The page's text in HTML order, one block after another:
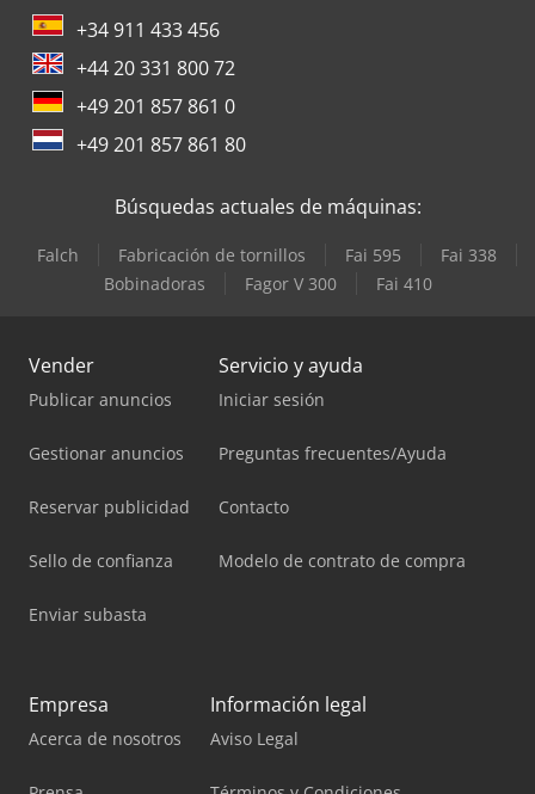
+34 911 433 456
+44 20 331 800 72
+49 201 857 861 0
+49 201 857 861 80
Búsquedas actuales de máquinas:
Falch Fabricación de tornillos Fai 595
Fai 338
Bobinadoras
Fagor V 300 Fai 410
Vender
Publicar anuncios
Gestionar anuncios
Reservar publicidad
Sello de confianza
Enviar subasta
Servicio y ayuda
Iniciar sesión
Preguntas frecuentes/Ayuda
Contacto
Modelo de contrato de compra
Empresa
Acerca de nosotros
Información legal
Aviso Legal